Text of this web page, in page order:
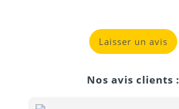
Laisser un avis
Nos avis clients :